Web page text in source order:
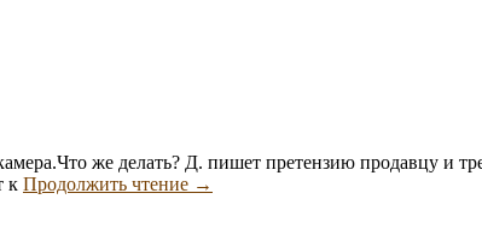
же делать? Д. пишет претензию продавцу и
к Продолжить чтение Случай
→